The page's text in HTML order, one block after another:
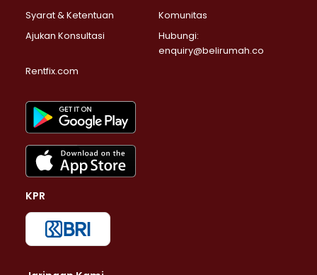
Syarat & Ketentuan
Komunitas
Ajukan Konsultasi
Hubungi:
enquiry@belirumah.co
Rentfix.com
KPR